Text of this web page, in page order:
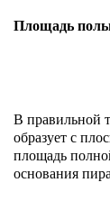
Площадь
В правильной
образует с
площадь
основания